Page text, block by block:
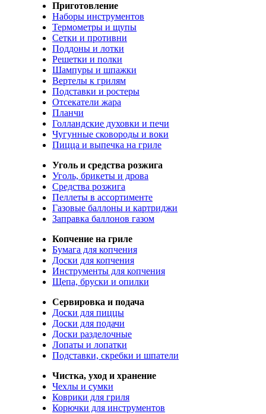
Приготовление
Наборы инструментов
Термометры и щупы
Сетки и противни
Поддоны и лотки
Решетки и полки
Шампуры и шпажки
Вертелы к грилям
Подставки и ростеры
Отсекатели жара
Планчи
Голландские духовки и печи
Чугунные сковороды и воки
Пицца и выпечка на гриле
Уголь и средства розжига
Уголь, брикеты и дрова
Средства розжига
Пеллеты в ассортименте
Газовые баллоны и картриджи
Заправка баллонов газом
Копчение на гриле
Бумага для копчения
Доски для копчения
Инструменты для копчения
Щепа, бруски и опилки
Сервировка и подача
Доски для пиццы
Доски для подачи
Доски разделочные
Лопаты и лопатки
Подставки, скребки и шпатели
Чистка, уход и хранение
Чехлы и сумки
Коврики для гриля
Корючки для инструментов